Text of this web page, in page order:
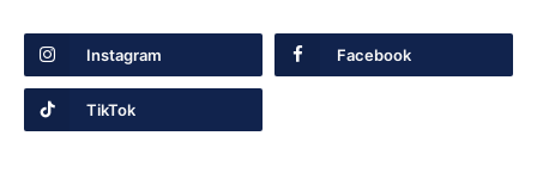
Instagram Facebook
TikTok